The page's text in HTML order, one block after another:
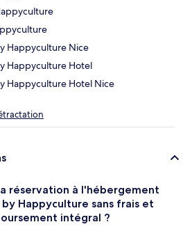
Happyculture Nice
Happyculture Hotel
Happyculture Hotel Nice
réservation à l'hébergement
Happyculture sans frais et
intégral ?